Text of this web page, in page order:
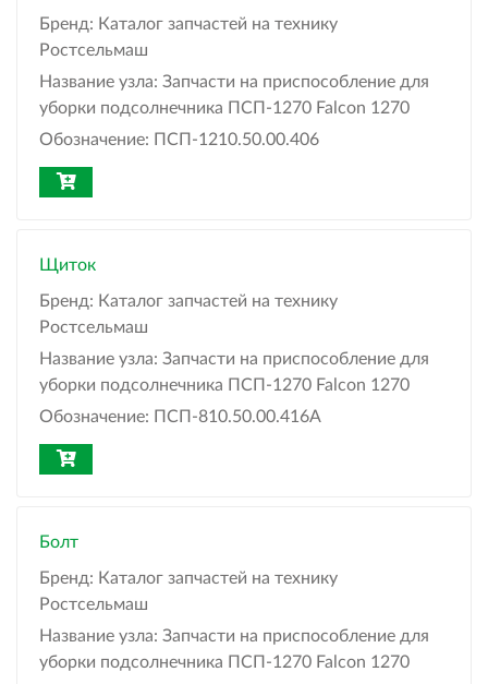
Бренд: Каталог запчастей на технику
Ростсельмаш
Название узла: Запчасти на приспособление для
уборки подсолнечника ПСП-1270 Falcon 1270
Обозначение: ПСП-1210.50.00.406
Щиток
Бренд: Каталог запчастей на технику
Ростсельмаш
Название узла: Запчасти на приспособление для
уборки подсолнечника ПСП-1270 Falcon 1270
Обозначение: ПСП-810.50.00.416А
Болт
Бренд: Каталог запчастей на технику
Ростсельмаш
Название узла: Запчасти на приспособление для
уборки подсолнечника ПСП-1270 Falcon 1270